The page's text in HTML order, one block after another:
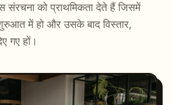
संरचना को प्राथमिकता देते हैं जिसमें
में हो और उसके बाद विस्तार,
गए हों।